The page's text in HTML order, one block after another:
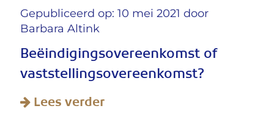
Gepubliceerd op: 10 mei 2021 door
Barbara Altink
Beëindigingsovereenkomst of
vaststellingsovereenkomst?
Lees verder